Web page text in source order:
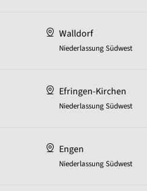
Walldorf
Niederlassung Südwest
Efringen-Kirchen
Niederlassung Südwest
Engen
Niederlassung Südwest